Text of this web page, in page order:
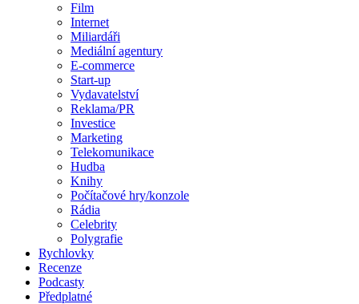
Film
Internet
Miliardáři
Mediální agentury
E-commerce
Start-up
Vydavatelství
Reklama/PR
Investice
Marketing
Telekomunikace
Hudba
Knihy
Počítačové hry/konzole
Rádia
Celebrity
Polygrafie
Rychlovky
Recenze
Podcasty
Předplatné